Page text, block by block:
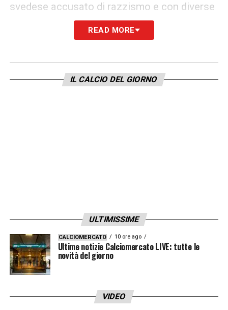
svedese accusato di razzismo e con diverse
persone che ne chiedevano la “squalifica” dal
prossimo Festival di Sanremo.
Ibrahimovic, infatti, è stato annunciato come
superospite in tutte le serate delle kermesse
READ MORE
IL CALCIO DEL GIORNO
ULTIMISSIME
CALCIOMERCATO 10 ore ago
Ultime notizie Calciomercato LIVE: tutte le
novità del giorno
VIDEO